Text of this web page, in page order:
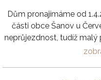
Dům pronajímáme od
části obce Šanov u
neprůjezdnost, tudíž malý